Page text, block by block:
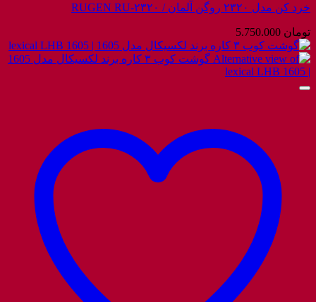
خرد کن مدل ۲۳۲۰ روگن آلمان / RUGEN RU-۲۳۲۰
تومان